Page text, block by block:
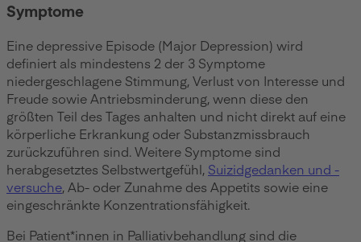
Symptome
Eine depressive Episode (Major Depression) wird
definiert als mindestens 2 der 3 Symptome
niedergeschlagene Stimmung, Verlust von Interesse und
Freude sowie Antriebsminderung, wenn diese den
größten Teil des Tages anhalten und nicht direkt auf eine
körperliche Erkrankung oder Substanzmissbrauch
zurückzuführen sind. Weitere Symptome sind
herabgesetztes Selbstwertgefühl, Suizidgedanken und -
versuche, Ab- oder Zunahme des Appetits sowie eine
eingeschränkte Konzentrationsfähigkeit.
Bei Patient*innen in Palliativbehandlung sind die